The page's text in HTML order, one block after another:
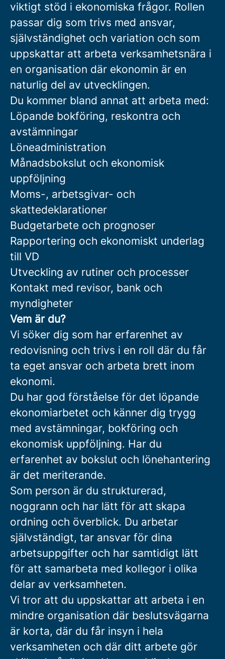
viktigt stöd i ekonomiska frågor. Rollen
passar dig som trivs med ansvar,
självständighet och variation och som
uppskattar att arbeta verksamhetsnära i
en organisation där ekonomin är en
naturlig del av utvecklingen.
Du kommer bland annat att arbeta med:
Löpande bokföring, reskontra och
avstämningar
Löneadministration
Månadsbokslut och ekonomisk
uppföljning
Moms-, arbetsgivar- och
skattedeklarationer
Budgetarbete och prognoser
Rapportering och ekonomiskt underlag
till VD
Utveckling av rutiner och processer
Kontakt med revisor, bank och
myndigheter
Vem är du?
Vi söker dig som har erfarenhet av
redovisning och trivs i en roll där du får
ta eget ansvar och arbeta brett inom
ekonomi.
Du har god förståelse för det löpande
ekonomiarbetet och känner dig trygg
med avstämningar, bokföring och
ekonomisk uppföljning. Har du
erfarenhet av bokslut och lönehantering
är det meriterande.
Som person är du strukturerad,
noggrann och har lätt för att skapa
ordning och överblick. Du arbetar
självständigt, tar ansvar för dina
arbetsuppgifter och har samtidigt lätt
för att samarbeta med kollegor i olika
delar av verksamheten.
Vi tror att du uppskattar att arbeta i en
mindre organisation där beslutsvägarna
är korta, där du får insyn i hela
verksamheten och där ditt arbete gör